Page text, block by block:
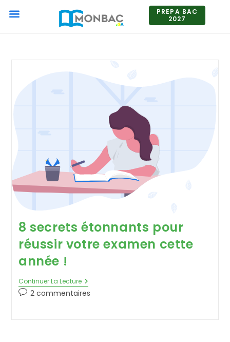
PREPA BAC
2027
8 secrets étonnants pour
réussir votre examen cette
année !
Continuer La Lecture
2 commentaires